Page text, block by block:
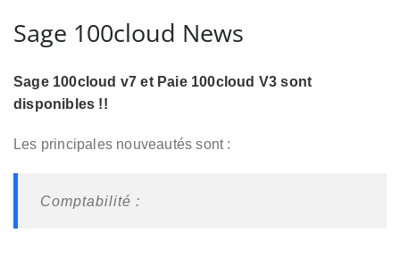
Sage 100cloud News
Sage 100cloud v7 et Paie 100cloud V3 sont
disponibles !!
Les principales nouveautés sont :
Comptabilité :